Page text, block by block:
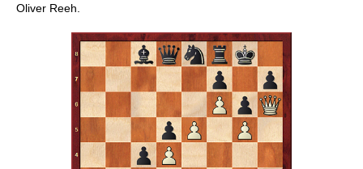
Oliver Reeh.